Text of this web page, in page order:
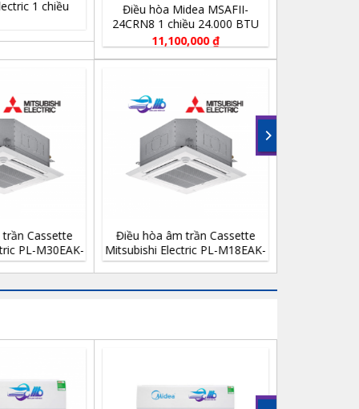
Midea MSAFII-
₫
MSY/MUY-JY60VF Điều hòa
Mitsubishi Electric 1 chiều
inverter 21.000 Btu/h
29,819,000₫ Giá
gốc
là:
25,250,000
Điều hòa âm trần Cassette
Mitsubishi Electric PL-M24EAK-
PA 23.200BTU
Mitsubishi Electric